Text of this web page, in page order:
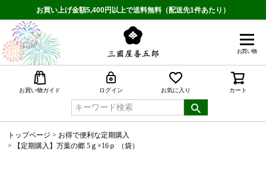
お買い上げ金額5,400円以上で送料無料（配送先1件あたり）
お買い物
お買い物ガイド ログイン お気に入り カート
トップページ
お得で便利な定期購入
【定期購入】万葉の郷 5ｇ×16ｐ （袋）